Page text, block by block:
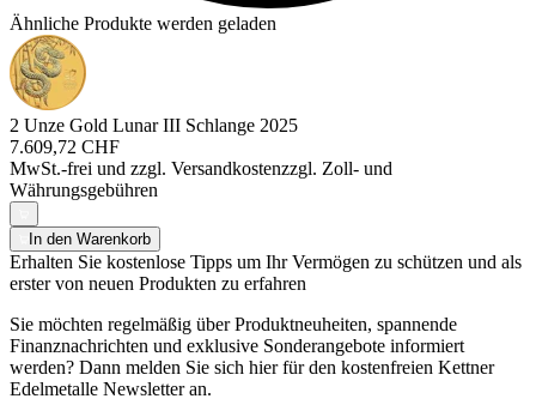
Ähnliche Produkte werden geladen
2 Unze Gold Lunar III Schlange 2025
7.609,72 CHF
MwSt.-frei und zzgl. Versandkostenzzgl. Zoll- und
Währungsgebühren
In den Warenkorb
Erhalten Sie kostenlose Tipps um Ihr Vermögen zu schützen und als
erster von neuen Produkten zu erfahren
Sie möchten regelmäßig über Produktneuheiten, spannende
Finanznachrichten und exklusive Sonderangebote informiert
werden? Dann melden Sie sich hier für den kostenfreien Kettner
Edelmetalle Newsletter an.